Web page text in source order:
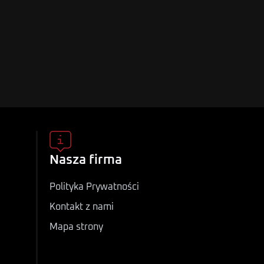
Nasza firma
Polityka Prywatności
Kontakt z nami
Mapa strony